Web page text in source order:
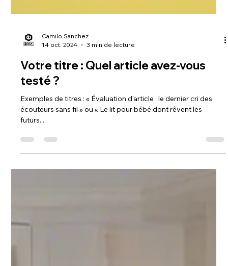
14 oct. 2024
3 min de lecture
Votre titre : Quel article avez-vous
testé ?
Exemples de titres : « Évaluation d'article : le dernier cri des
futurs...